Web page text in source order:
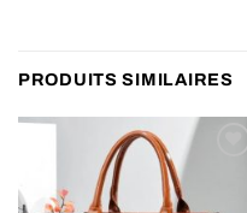
PRODUITS SIMILAIRES